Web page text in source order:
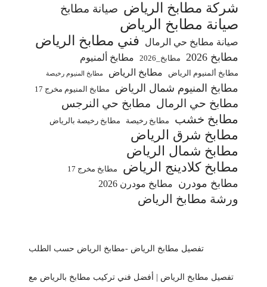
شركة مطابخ الرياض صيانة مطابخ
صيانة مطابخ الرياض
صيانة مطابخ حي الرمال فني مطابخ الرياض
مطابخ 2026 مطابخ_2026 مطابخ ألمنيوم
مطابخ ألمنيوم الرياض مطابخ الرياض مطابخ المنيوم رخيصة
مطابخ المنيوم شمال الرياض مطابخ المنيوم مخرج 17
مطابخ حي الرمال مطابخ حي النرجس
مطابخ خشب مطابخ رخيصة مطابخ رخيصة بالرياض
مطابخ شرق الرياض
مطابخ شمال الرياض
مطابخ كلادينج الرياض
مطابخ مخرج 17
مطابخ مودرن مطابخ مودرن 2026
ورشة مطابخ الرياض
تفصيل مطابخ الرياض -مطابخ الرياض حسب الطلب
تفصيل مطابخ الرياض | أفضل فني تركيب مطابخ بالرياض مع